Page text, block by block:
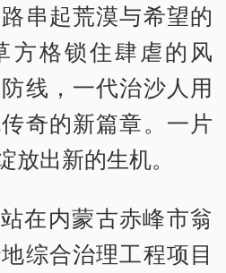
串起荒漠与希望的
方格锁住肆虐的风
线，一代治沙人用
奇的新篇章。一片
放出新的生机。
在内蒙古赤峰市翁
综合治理工程项目